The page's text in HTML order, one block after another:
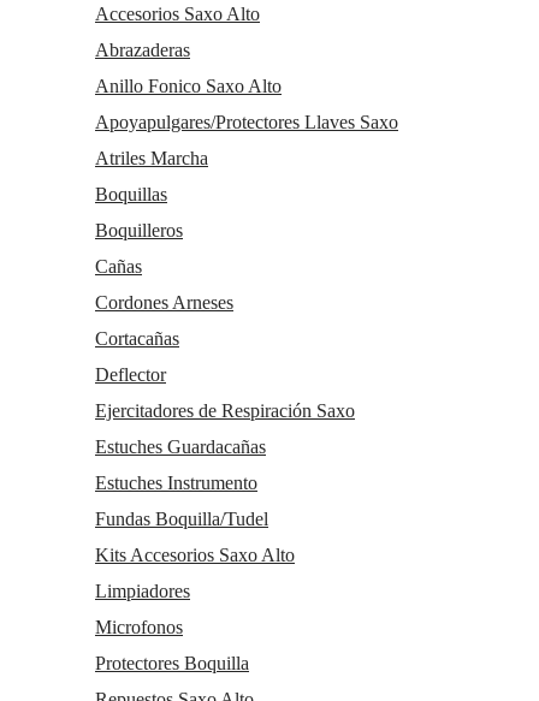
Accesorios Saxo Alto
Abrazaderas
Anillo Fonico Saxo Alto
Apoyapulgares/Protectores Llaves Saxo
Atriles Marcha
Boquillas
Boquilleros
Cañas
Cordones Arneses
Cortacañas
Deflector
Ejercitadores de Respiración Saxo
Estuches Guardacañas
Estuches Instrumento
Fundas Boquilla/Tudel
Kits Accesorios Saxo Alto
Limpiadores
Microfonos
Protectores Boquilla